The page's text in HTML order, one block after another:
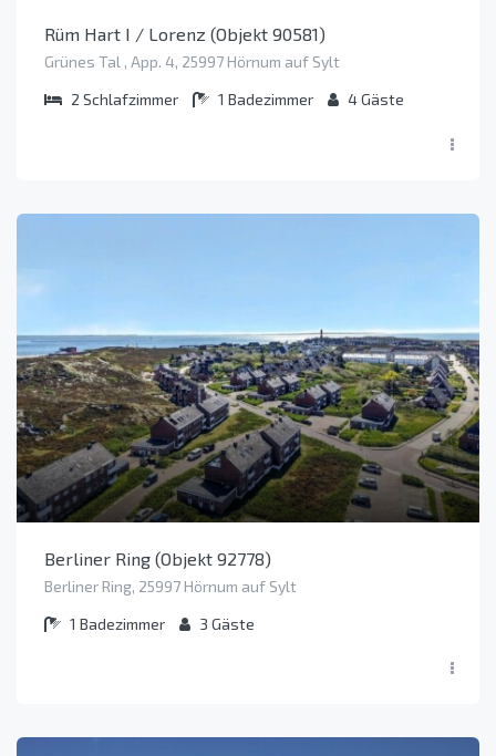
Rüm Hart I / Lorenz (Objekt 90581)
Grünes Tal , App. 4, 25997 Hörnum auf Sylt
2 Schlafzimmer 1 Badezimmer 4Gäste
Berliner Ring (Objekt 92778)
Berliner Ring, 25997 Hörnum auf Sylt
1 Badezimmer 3 Gäste